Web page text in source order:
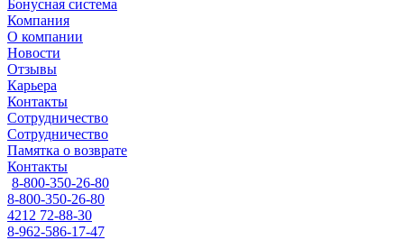
Бонусная система
Компания
О компании
Новости
Отзывы
Карьера
Контакты
Сотрудничество
Сотрудничество
Памятка о возврате
Контакты
8-800-350-26-80
8-800-350-26-80
4212 72-88-30
8-962-586-17-47